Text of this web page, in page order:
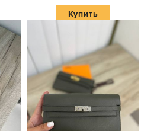
Купить